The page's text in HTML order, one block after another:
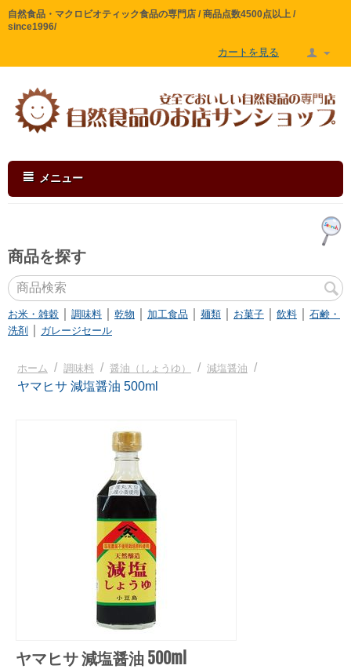
自然食品・マクロビオティック食品の専門店 / 商品点数4500点以上 /
since1996/
カートを見る
メニュー
商品を探す
お米・雑穀 調味料 乾物 加工食品 麺類 お菓子 飲料
石鹸・
洗剤
ガレージセール
ホーム / 調味料 / 醤油（しょうゆ） / 減塩醤油 /
ヤマヒサ 減塩醤油 500ml
ヤマヒサ 減塩醤油 500ml